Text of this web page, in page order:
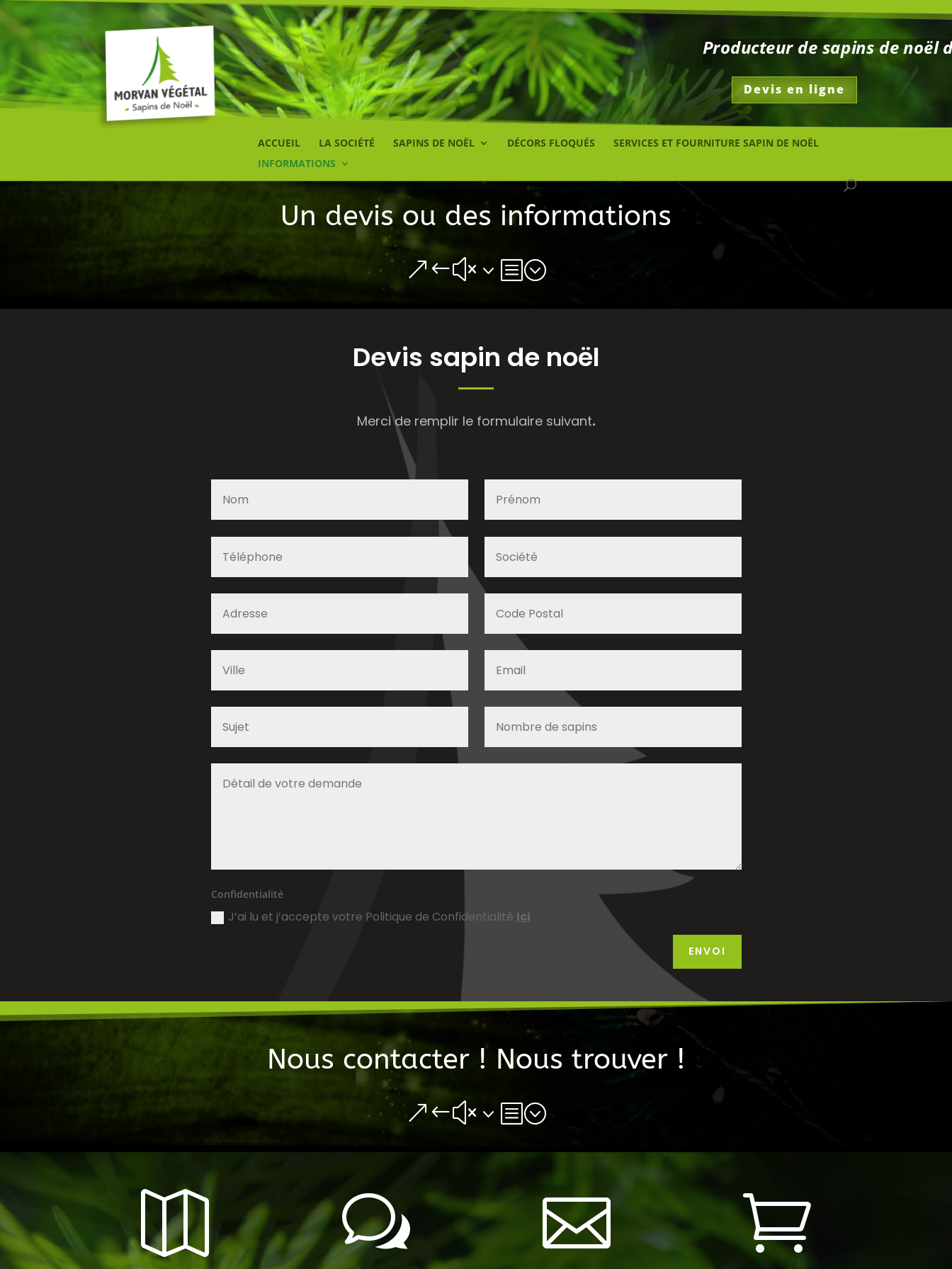
Producteur de sapins de noël
Devis en ligne
ACCUEIL LA SOCIÉTÉ SAPINS DE NOËL DÉCORS FLOQUÉS
SERVICES ET FOURNITURE SAPIN DE NOËL
INFORMATIONS
Un devis ou des informations
&#x3b;
Devis sapin de noël
Merci de remplir le formulaire suivant.
Confidentialité
J’ai lu et j’accepte votre Politique de Confidentialité Ici
ENVOI
Nous contacter ! Nous trouver !
&#x3b;
 w  